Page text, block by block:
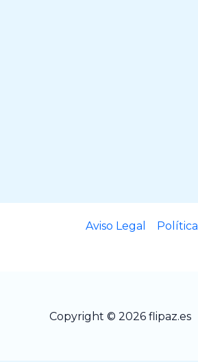
Aviso Legal
Copyright © 2026 flipaz.es